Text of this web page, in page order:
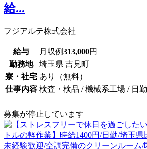
給...
フジアルテ株式会社
給与 月収例313,000円
勤務地
埼玉県 吉見町
寮・社宅 あり（無料）
仕事内容 検査・検品 / 機械系工場 / 日勤
募集が停止しています